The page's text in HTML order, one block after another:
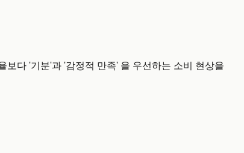
보다 '기분'과 '감정적 만족' 을 우선하는 소비 현상을